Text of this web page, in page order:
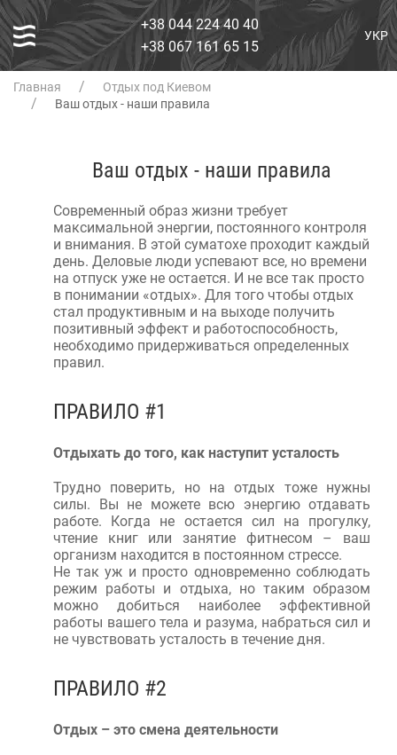
+38 044 224 40 40
+38 067 161 65 15
УКР
Главная
Отдых под Киевом
Ваш отдых - наши правила
Ваш отдых - наши правила
Современный образ жизни требует
максимальной энергии, постоянного контроля
и внимания. В этой суматохе проходит каждый
день. Деловые люди успевают все, но времени
на отпуск уже не остается. И не все так просто
в понимании «отдых». Для того чтобы отдых
стал продуктивным и на выходе получить
позитивный эффект и работоспособность,
необходимо придерживаться определенных
правил.
ПРАВИЛО #1
Отдыхать до того, как наступит усталость
Трудно поверить, но на отдых тоже нужны
силы. Вы не можете всю энергию отдавать
работе. Когда не остается сил на прогулку,
чтение книг или занятие фитнесом – ваш
организм находится в постоянном стрессе.
Не так уж и просто одновременно соблюдать
режим работы и отдыха, но таким образом
можно добиться наиболее эффективной
работы вашего тела и разума, набраться сил и
не чувствовать усталость в течение дня.
ПРАВИЛО #2
Отдых – это смена деятельности